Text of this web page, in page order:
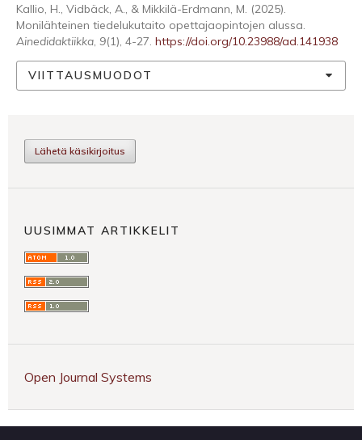
Kallio, H., Vidbäck, A., & Mikkilä-Erdmann, M. (2025).
Monilähteinen tiedelukutaito opettajaopintojen alussa.
Ainedidaktiikka, 9(1), 4-27. https://doi.org/10.23988/ad.141938
VIITTAUSMUODOT
Lähetä käsikirjoitus
UUSIMMAT ARTIKKELIT
Open Journal Systems